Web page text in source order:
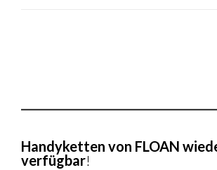
Handyketten von FLOAN
verfügbar!